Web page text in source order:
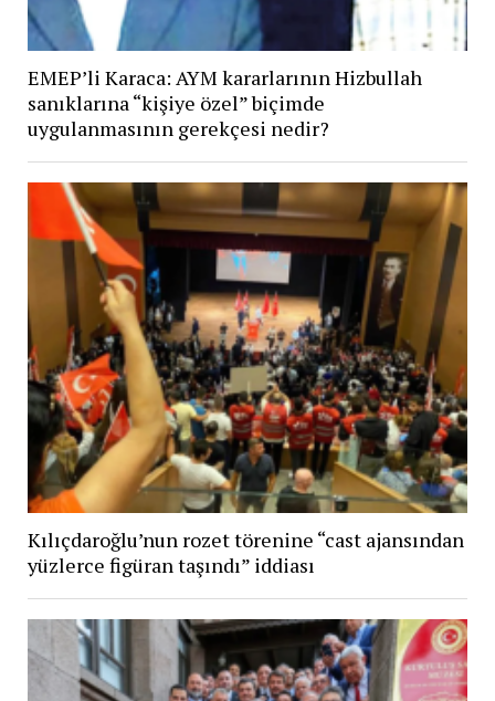
EMEP’li Karaca: AYM kararlarının Hizbullah
sanıklarına “kişiye özel” biçimde
uygulanmasının gerekçesi nedir?
Kılıçdaroğlu’nun rozet törenine “cast ajansından
yüzlerce figüran taşındı” iddiası